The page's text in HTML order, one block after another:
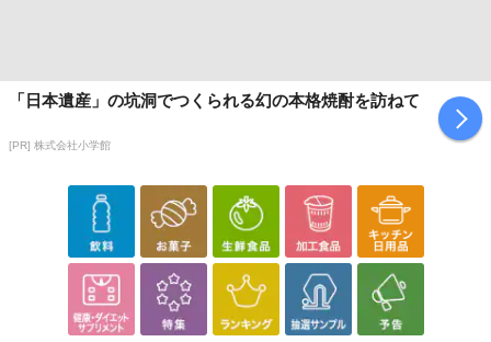
「日本遺産」の坑洞でつくられる幻の本格焼酎を訪ねて
[PR] 株式会社小学館